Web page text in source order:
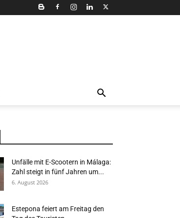
Unfälle mit E-Scootern in Málaga:
Zahl steigt in fünf Jahren um...
6. August 2026
Estepona feiert am Freitag den